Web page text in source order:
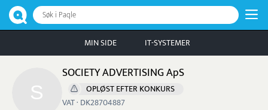
Søk i Paqle
MIN SIDE IT-SYSTEMER
SOCIETY ADVERTISING ApS
OPLØST EFTER KONKURS
VAT · DK28704887